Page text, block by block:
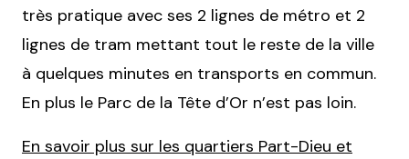
très pratique avec ses 2 lignes de métro et 2
lignes de tram mettant tout le reste de la ville
à quelques minutes en transports en commun.
En plus le Parc de la Tête d’Or n’est pas loin.
En savoir plus sur les quartiers Part-Dieu et